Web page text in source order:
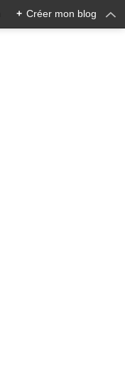
+ Créer mon blog